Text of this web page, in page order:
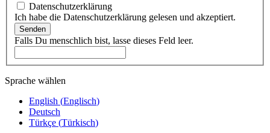
Datenschutzerklärung
Ich habe die Datenschutzerklärung gelesen und akzeptiert.
Senden
Falls Du menschlich bist, lasse dieses Feld leer.
Sprache wählen
English (Englisch)
Deutsch
Türkçe (Türkisch)